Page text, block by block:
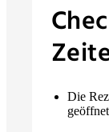
Die